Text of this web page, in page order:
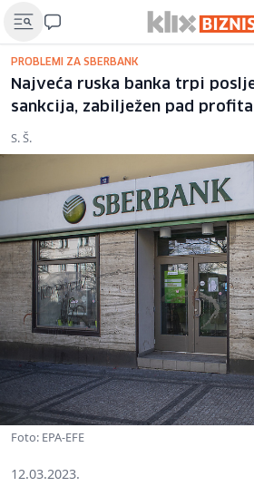
PROBLEMI ZA SBERBANK
Najveća ruska banka trpi
sankcija, zabilježen pad
S. Š.
Foto: EPA-EFE
12.03.2023.